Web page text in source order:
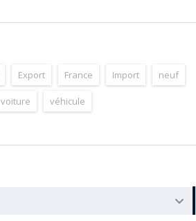
Export France Import neuf
voiture véhicule